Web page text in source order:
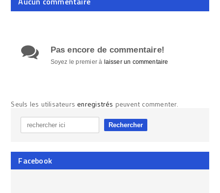
Pas encore de commentaire!
Soyez le premier à laisser un commentaire
Seuls les utilisateurs enregistrés peuvent commenter.
Facebook